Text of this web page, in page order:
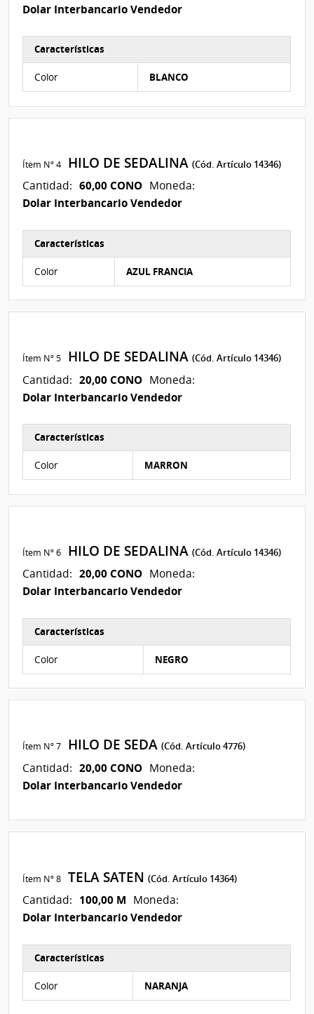
Dolar Interbancario Vendedor
Características
Color BLANCO
Ítem Nº 4 HILO DE SEDALINA(Cód. Artículo 14346)
Cantidad: 60,00 CONO Moneda:
Dolar Interbancario Vendedor
Características
Color AZUL FRANCIA
Ítem Nº 5 HILO DE SEDALINA(Cód. Artículo 14346)
Cantidad: 20,00 CONO Moneda:
Dolar Interbancario Vendedor
Características
Color MARRON
Ítem Nº 6 HILO DE SEDALINA(Cód. Artículo 14346)
Cantidad: 20,00 CONO Moneda:
Dolar Interbancario Vendedor
Características
Color NEGRO
Ítem Nº 7 HILO DE SEDA(Cód. Artículo 4776)
Cantidad: 20,00 CONO Moneda:
Dolar Interbancario Vendedor
Ítem Nº 8 TELA SATEN(Cód. Artículo 14364)
Cantidad: 100,00 M Moneda:
Dolar Interbancario Vendedor
Características
Color NARANJA